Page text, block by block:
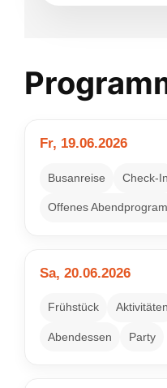
Fr, 19.06.2026
Busanreise Check-In
Offenes
Sa, 20.06.2026
Frühstück Aktivitäten
Abendessen Party